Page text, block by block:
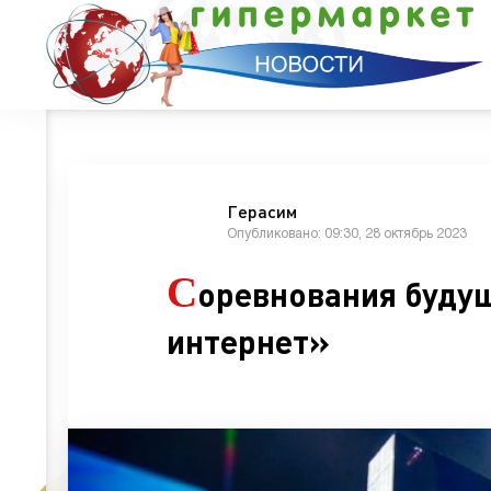
Герасим
Опубликовано: 09:30, 28 октябрь 2023
Соревнования
интернет»